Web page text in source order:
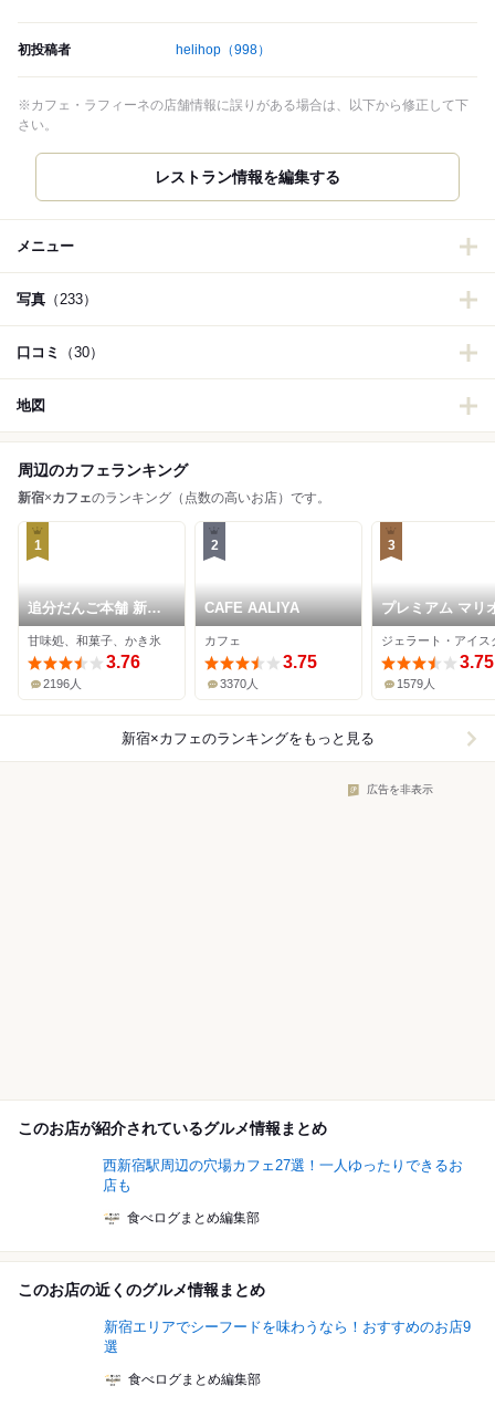
初投稿者 helihop （998）
※カフェ・ラフィーネの店舗情報に誤りがある場合は、以下から修正して下
さい。
レストラン情報を編集する
メニュー
写真 （233）
口コミ （30）
地図
周辺のカフェランキング
新宿×カフェのランキング（点数の高いお店）です。
1
追分だんご本舗 新宿
本店
甘味処、和菓子、かき氷
3.76
2196人
2
CAFE AALIYA
カフェ
3.75
3370人
3
プレミアム マリ
ェラテリア 新宿
丹店
3.75
1579人
新宿×カフェのランキングをもっと見る
広告を非表示
このお店が紹介されているグルメ情報まとめ
西新宿駅周辺の穴場カフェ27選！一人ゆったりできるお
店も
食べログまとめ編集部
このお店の近くのグルメ情報まとめ
新宿エリアでシーフードを味わうなら！おすすめのお店9
選
食べログまとめ編集部